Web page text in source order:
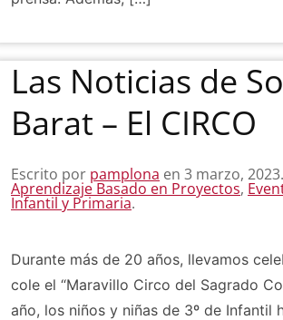
Las Noticias de
Barat – El CIRCO
Escrito por pamplona en 3 marzo, 2023
Aprendizaje Basado en Proyectos,
Infantil y Primaria.
Durante más de 20 años, llevamos
cole el “Maravillo Circo del Sagrado
año, los niños y niñas de 3º de Infantil